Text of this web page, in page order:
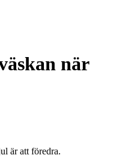
när
är att föredra.